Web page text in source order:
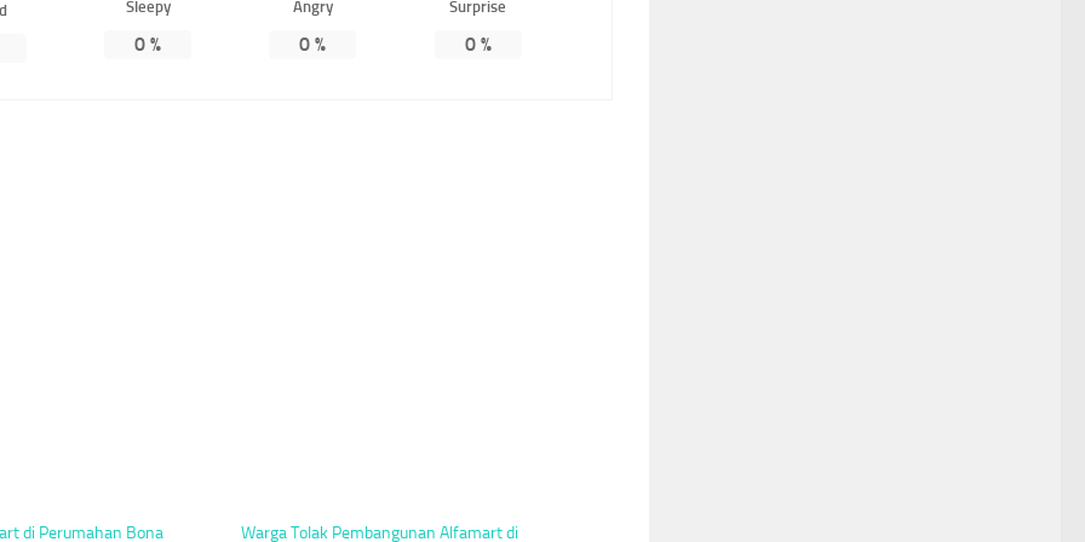
Sleepy
0 %
Angry
0 %
Surprise
0%
di Perumahan Bona Warga Tolak Pembangunan Alfamart di